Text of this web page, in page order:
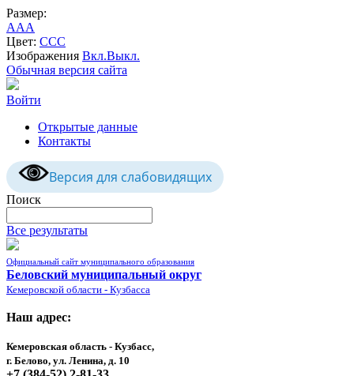
Размер:
AAA
Цвет: CCC
Изображения Вкл.Выкл.
Обычная версия сайта
Войти
Открытые данные
Контакты
Версия для слабовидящих
Поиск
Все результаты
Официальный сайт муниципального образования
Беловский муниципальный округ
Кемеровской области - Кузбасса
Наш адрес:
Кемеровская область - Кузбасс,
г. Белово, ул. Ленина, д. 10